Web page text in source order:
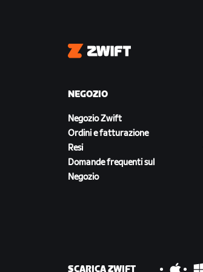
Zwift
NEGOZIO
Negozio Zwift
Ordini e fatturazione
Resi
Domande frequenti sul
Negozio
SCARICA ZWIFT